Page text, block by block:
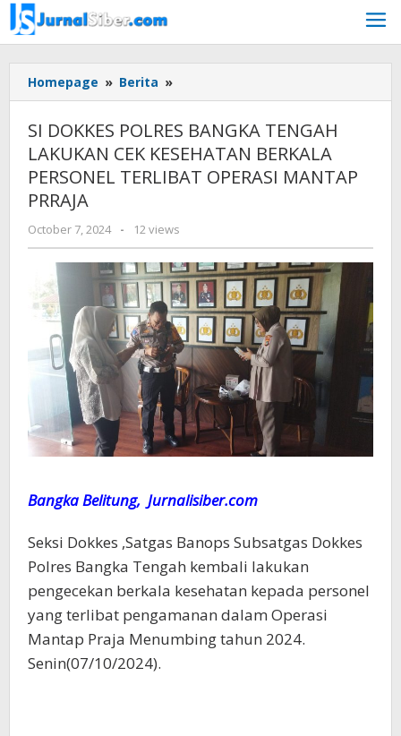
Skip
to
content
Homepage » Berita »
DOKKES
BANGKA
TENGAH
LAKUKAN
BERKALA
PERSONEL
TERLIBAT
OPERASI
MANTAP
PRRAJA
SI DOKKES POLRES BANGKA TENGAH
LAKUKAN CEK KESEHATAN BERKALA
PERSONEL TERLIBAT OPERASI MANTAP
PRRAJA
October 7, 2024
by
Jurnalsiber
- 12 views
Bangka Belitung, Jurnalisiber.com
Seksi Dokkes ,Satgas Banops Subsatgas Dokkes
Polres Bangka Tengah kembali lakukan
pengecekan berkala kesehatan kepada personel
yang terlibat pengamanan dalam Operasi
Mantap Praja Menumbing tahun 2024.
Senin(07/10/2024).